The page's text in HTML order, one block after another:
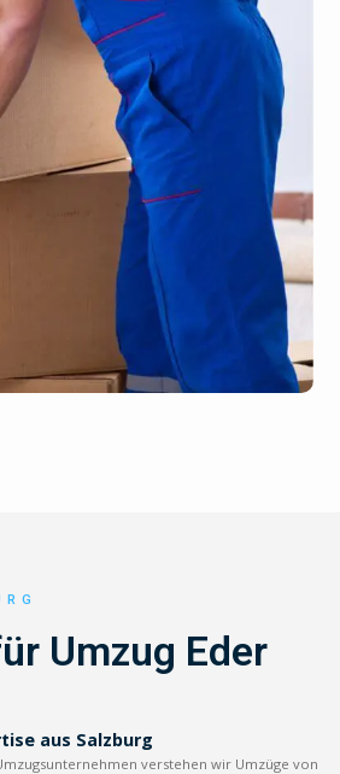
Umzug Eder
aus Salzburg
verstehen wir Umzüge von